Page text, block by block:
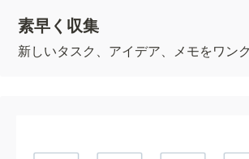
素早く収集
新しいタスク、アイデア、メモをワン